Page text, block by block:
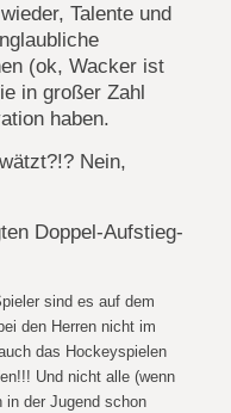
Talente und
(ok, Wacker ist
in großer Zahl
haben.
Nein,
Doppel-Aufstieg-
sind es auf dem
den Herren nicht im
das Hockeyspielen
Und nicht alle (wenn
in der Jugend schon